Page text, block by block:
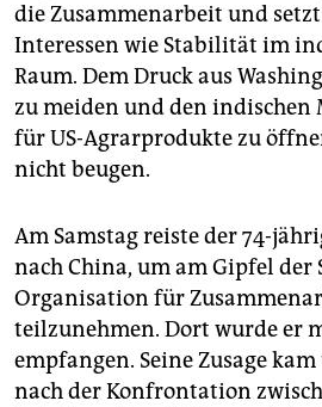
die Zusammenarbeit und
Interessen wie Stabilität im
Raum. Dem Druck aus
zu meiden und den
für US-Agrarprodukte zu
nicht beugen.
Am Samstag reiste der 74-
nach China, um am Gipfel der
Organisation für
teilzunehmen. Dort wurde er
empfangen. Seine Zusage
nach der Konfrontation